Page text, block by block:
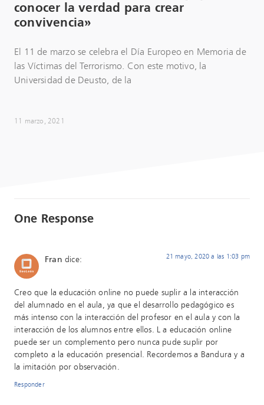
conocer la verdad para crear
convivencia»
El 11 de marzo se celebra el Día Europeo en Memoria de
las Víctimas del Terrorismo. Con este motivo, la
Universidad de Deusto, de la
11 marzo, 2021
One Response
Fran dice: 21 mayo, 2020 a las 1:03 pm
Creo que la educación online no puede suplir a la interacción
del alumnado en el aula, ya que el desarrollo pedagógico es
más intenso con la interacción del profesor en el aula y con la
interacción de los alumnos entre ellos. L a educación online
puede ser un complemento pero nunca pude suplir por
completo a la educación presencial. Recordemos a Bandura y a
la imitación por observación.
Responder